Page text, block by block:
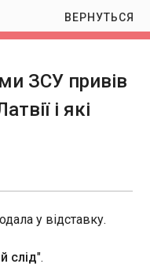
до
наслідки це
у відставку.
слід ". Адже
українських
ВЕРНУТЬСЯ
ЗСУ привів
і які
у відставку.
слід".